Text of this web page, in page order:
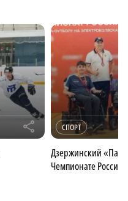
r СПОРТ
Дзержинский
Чемпионате России